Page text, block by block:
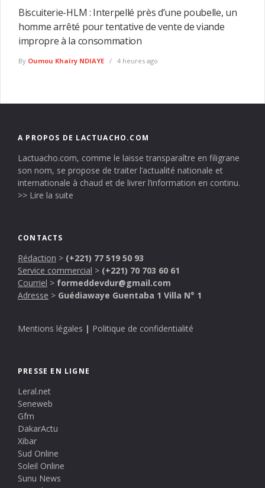
Biscuiterie-HLM : Interpellé près d’une poubelle, un
homme arrêté pour tentative de vente de viande
impropre à la consommation
By Oumou Khaïry NDIAYE 4 heures ago
A PROPOS DE LACTUACHO.COM
Lactuacho.com, comme le laisse transparaître en filigrane
son nom, se propose de traiter l’actualité nationale et
internationale à chaud et de livrer l’information en continu.
>> Lire la suite
CONTACTS
Rédaction > (+221) 77 519 50 93
Service commercial > (+221) 70 703 60 61
Courriel > formeddevdur@gmail.com
Adresse > Guédiawaye Guentaba 1 Villa N° 1
Mentions légales | Politique de confidentialité
PRESSE EN LIGNE
Leral.net
Seneweb
Gfm
DakarActu
Xibar
Sud Online
Soleil Online
Sunu News